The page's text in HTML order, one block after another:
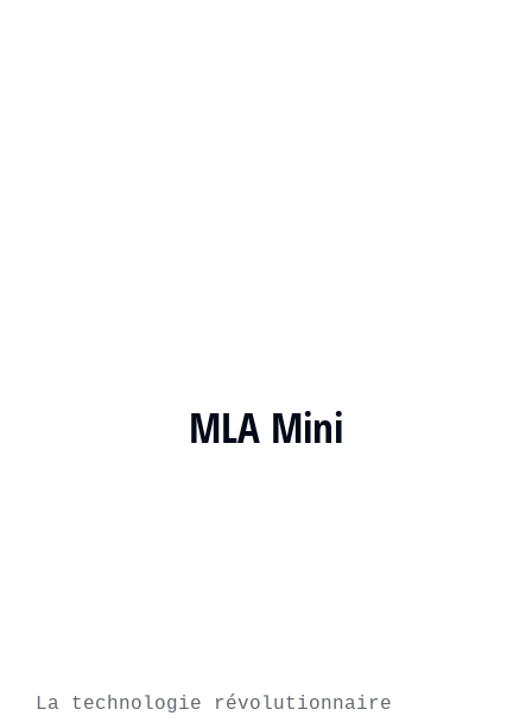
MLA Mini
La technologie révolutionnaire